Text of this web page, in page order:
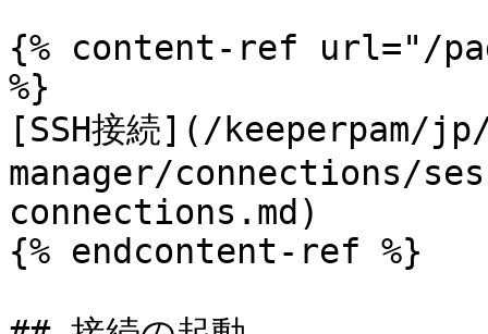
{% content-ref url="/
%}
[SSH接続](/
manager/connections/
connections.md)
{% endcontent-ref %}